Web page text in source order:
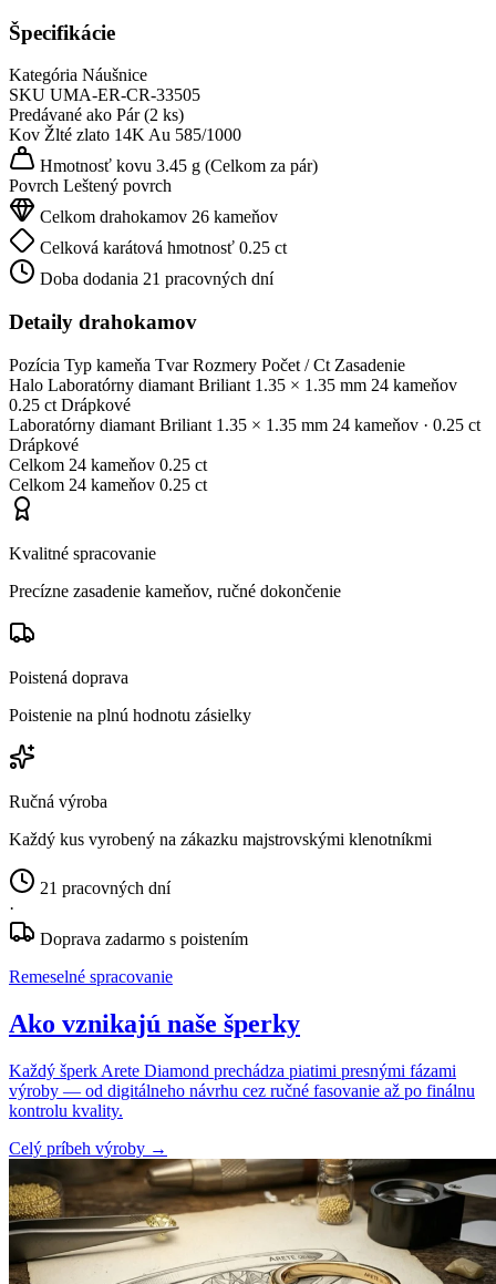
Špecifikácie
Kategória Náušnice
SKU UMA-ER-CR-33505
Predávané ako Pár (2 ks)
Kov Žlté zlato 14KAu 585/1000
Hmotnosť kovu 3.45 g (Celkom za pár)
Povrch Leštený povrch
Celkom drahokamov 26 kameňov
Celková karátová hmotnosť 0.25 ct
Doba dodania 21 pracovných dní
Detaily drahokamov
Pozícia Typ kameňa Tvar Rozmery Počet / Ct Zasadenie
Halo Laboratórny diamant Briliant 1.35 × 1.35 mm 24 kameňov
0.25 ct Drápkové
Laboratórny diamant Briliant 1.35 × 1.35 mm 24 kameňov · 0.25 ct
Drápkové
Celkom 24 kameňov 0.25 ct
Celkom 24 kameňov 0.25 ct
Kvalitné spracovanie
Precízne zasadenie kameňov, ručné dokončenie
Poistená doprava
Poistenie na plnú hodnotu zásielky
Ručná výroba
Každý kus vyrobený na zákazku majstrovskými klenotníkmi
21 pracovných dní
·
Doprava zadarmo s poistením
Remeselné spracovanie
Ako vznikajú naše šperky
Každý šperk Arete Diamond prechádza piatimi presnými fázami
výroby — od digitálneho návrhu cez ručné fasovanie až po finálnu
kontrolu kvality.
Celý príbeh výroby →